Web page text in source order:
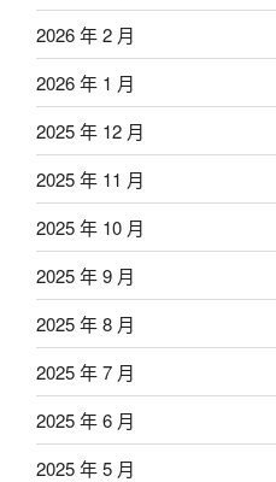
2026 年 2 月
2026 年 1 月
2025 年 12 月
2025 年 11 月
2025 年 10 月
2025 年 9 月
2025 年 8 月
2025 年 7 月
2025 年 6 月
2025 年 5 月